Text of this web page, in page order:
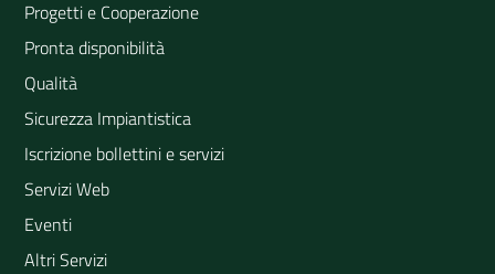
Progetti e Cooperazione
Pronta disponibilità
Qualità
Sicurezza Impiantistica
Iscrizione bollettini e servizi
Servizi Web
Eventi
Altri Servizi